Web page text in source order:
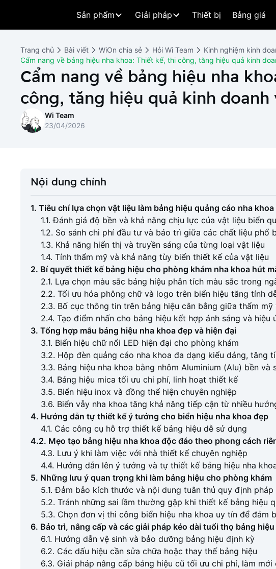
Sản phẩm Giải pháp Thiết bị Bảng giá
Trang chủ Bài viết WiOn chia sẻ Hỏi Wi Team
Kinh nghiệm kinh
Cẩm nang về bảng hiệu nha khoa: Thiết kế, thi công, tăng hiệu quả kinh
Cẩm nang về bảng hiệu nha
công, tăng hiệu quả kinh doanh
Wi Team
23/04/2026
Nội dung chính
1. Tiêu chí lựa chọn vật liệu làm bảng hiệu quảng cáo nha
1.1. Đánh giá độ bền và khả năng chịu lực của vật liệu biển
1.2. So sánh chi phí đầu tư và bảo trì giữa các chất liệu phổ
1.3. Khả năng hiển thị và truyền sáng của từng loại vật liệu
1.4. Tính thẩm mỹ và khả năng tùy biến thiết kế của vật liệu
2. Bí quyết thiết kế bảng hiệu cho phòng khám nha khoa hút
2.1. Lựa chọn màu sắc bảng hiệu phân tích màu sắc trong
2.2. Tối ưu hóa phông chữ và logo trên biển hiệu tăng tính
2.3. Bố cục thông tin trên bảng hiệu cân bằng giữa thẩm
2.4. Tạo điểm nhấn cho bảng hiệu kết hợp ánh sáng và hiệu
3. Tổng hợp mẫu bảng hiệu nha khoa đẹp và hiện đại
3.1. Biển hiệu chữ nổi LED hiện đại cho phòng khám
3.2. Hộp đèn quảng cáo nha khoa đa dạng kiểu dáng, tăng
3.3. Bảng hiệu nha khoa bằng nhôm Aluminium (Alu) bền và
3.4. Bảng hiệu mica tối ưu chi phí, linh hoạt thiết kế
3.5. Biển hiệu inox và đồng thể hiện chuyên nghiệp
3.6. Biển vẫy nha khoa tăng khả năng tiếp cận từ nhiều
4. Hướng dẫn tự thiết kế ý tưởng cho biển hiệu nha khoa đẹp
4.1. Các công cụ hỗ trợ thiết kế bảng hiệu dễ sử dụng
4.2. Mẹo tạo bảng hiệu nha khoa độc đáo theo phong cách
4.3. Lưu ý khi làm việc với nhà thiết kế chuyên nghiệp
4.4. Hướng dẫn lên ý tưởng và tự thiết kế bảng hiệu nha
5. Những lưu ý quan trọng khi làm bảng hiệu cho phòng khám
5.1. Đảm bảo kích thước và nội dung tuân thủ quy định pháp
5.2. Tránh những sai lầm thường gặp khi thiết kế bảng hiệu
5.3. Chọn đơn vị thi công biển hiệu nha khoa uy tín để đảm
6. Bảo trì, nâng cấp và các giải pháp kéo dài tuổi thọ bảng
6.1. Hướng dẫn vệ sinh và bảo dưỡng bảng hiệu định kỳ
6.2. Các dấu hiệu cần sửa chữa hoặc thay thế bảng hiệu
6.3. Giải pháp nâng cấp bảng hiệu cũ tối ưu chi phí, làm mới